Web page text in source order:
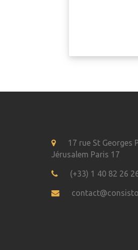
17 rue St Georges
Jérusalem Paris 17
(+33) 1 40 82 26